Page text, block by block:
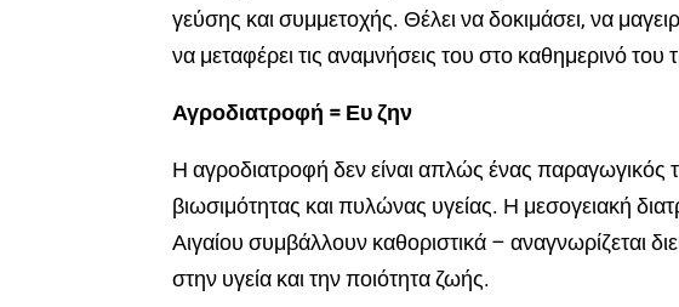
γεύσης και συμμετοχής. Θέλει να δοκιμάσει, να
να μεταφέρει τις αναμνήσεις του στο καθημερινό του
Αγροδιατροφή = Ευ ζην
Η αγροδιατροφή δεν είναι απλώς ένας παραγωγικός
βιωσιμότητας και πυλώνας υγείας. Η μεσογειακή
Αιγαίου συμβάλλουν καθοριστικά – αναγνωρίζεται
στην υγεία και την ποιότητα ζωής.